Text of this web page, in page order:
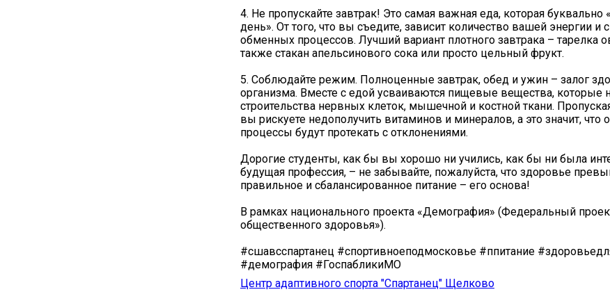
4. Не пропускайте завтрак! Это самая важная еда, которая буквально
день». От того, что вы съедите, зависит количество вашей энергии и
обменных процессов. Лучший вариант плотного завтрака – тарелка
также стакан апельсинового сока или просто цельный фрукт.
5. Соблюдайте режим. Полноценные завтрак, обед и ужин – залог
организма. Вместе с едой усваиваются пищевые вещества, которые
строительства нервных клеток, мышечной и костной ткани.
вы рискуете недополучить витаминов и минералов, а это значит, что
процессы будут протекать с отклонениями.
Дорогие студенты, как бы вы хорошо ни учились, как бы ни была
будущая профессия, – не забывайте, пожалуйста, что здоровье
правильное и сбалансированное питание – его основа!
В рамках национального проекта «Демография» (Федеральный
общественного здоровья»).
#сшавсспартанец #спортивноеподмосковье #ппитание
#демография #ГоспабликиМО
Центр адаптивного спорта "Спартанец" Щелково